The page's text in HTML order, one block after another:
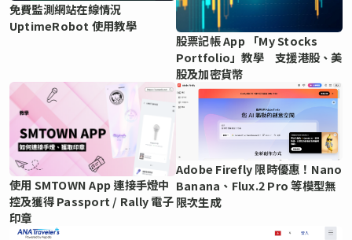
免費監測網站在線情況
UptimeRobot 使用教學
股票記帳 App 「My Stocks
Portfolio」教學 支援港股、美
股及加密貨幣
使用 SMTOWN App 連接手燈中
控及獲得 Passport / Rally 電子
印章
Adobe Firefly 限時優惠！Nano
Banana、Flux.2 Pro 等模型無
限次生成